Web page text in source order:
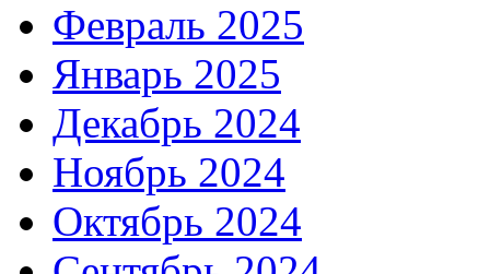
Февраль 2025
Январь 2025
Декабрь 2024
Ноябрь 2024
Октябрь 2024